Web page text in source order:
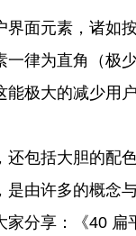
界面元素，诸如
律为直角（极
极大的减少用
包括大胆的配
由许多的概念
分享：《40